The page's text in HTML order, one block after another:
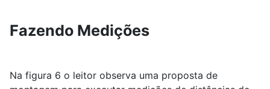
Fazendo Medições
Na figura 6 o leitor observa uma proposta de